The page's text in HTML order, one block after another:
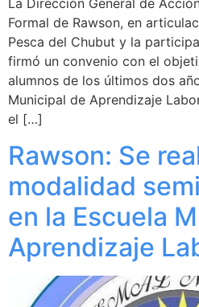
La Dirección General de
Formal de Rawson, en
Pesca del Chubut y la
firmó un convenio con el
alumnos de los últimos dos
Municipal de Aprendizaje
el […]
Rawson: Se
modalidad
en la Escuela
Aprendizaje